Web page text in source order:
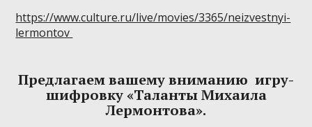
https://www.culture.ru/live/movies/3365/neizvestnyi-
lermontov
Предлагаем вашему вниманию игру-
шифровку «Таланты Михаила
Лермонтова».